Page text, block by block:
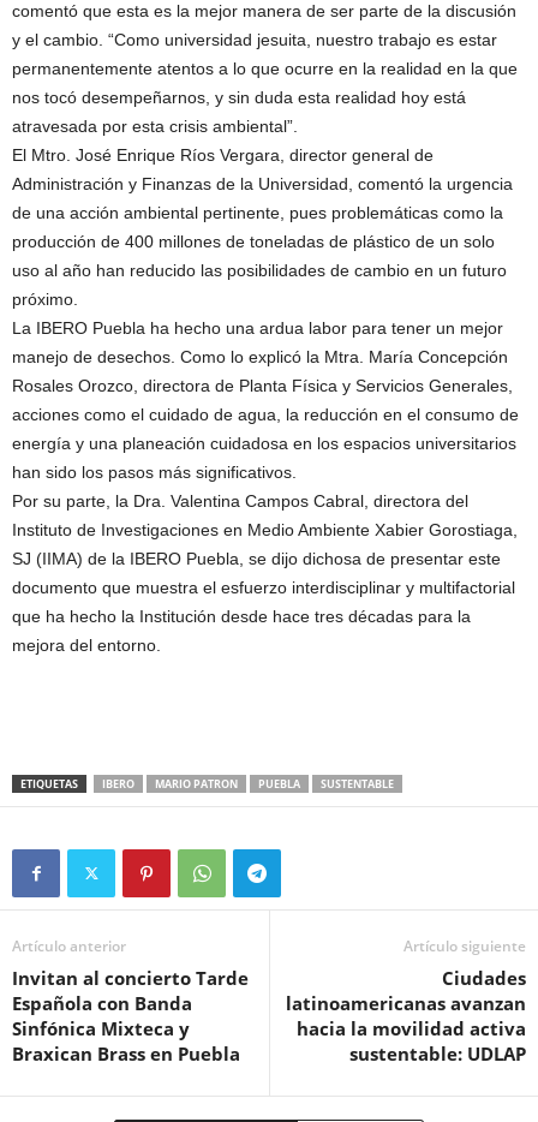
comentó que esta es la mejor manera de ser parte de la discusión
y el cambio. “Como universidad jesuita, nuestro trabajo es estar
permanentemente atentos a lo que ocurre en la realidad en la que
nos tocó desempeñarnos, y sin duda esta realidad hoy está
atravesada por esta crisis ambiental”.
El Mtro. José Enrique Ríos Vergara, director general de
Administración y Finanzas de la Universidad, comentó la urgencia
de una acción ambiental pertinente, pues problemáticas como la
producción de 400 millones de toneladas de plástico de un solo
uso al año han reducido las posibilidades de cambio en un futuro
próximo.
La IBERO Puebla ha hecho una ardua labor para tener un mejor
manejo de desechos. Como lo explicó la Mtra. María Concepción
Rosales Orozco, directora de Planta Física y Servicios Generales,
acciones como el cuidado de agua, la reducción en el consumo de
energía y una planeación cuidadosa en los espacios universitarios
han sido los pasos más significativos.
Por su parte, la Dra. Valentina Campos Cabral, directora del
Instituto de Investigaciones en Medio Ambiente Xabier Gorostiaga,
SJ (IIMA) de la IBERO Puebla, se dijo dichosa de presentar este
documento que muestra el esfuerzo interdisciplinar y multifactorial
que ha hecho la Institución desde hace tres décadas para la
mejora del entorno.
ETIQUETAS IBERO MARIO PATRON PUEBLA SUSTENTABLE
Artículo anterior
Invitan al concierto Tarde
Española con Banda
Sinfónica Mixteca y
Braxican Brass en Puebla
Artículo siguiente
Ciudades
latinoamericanas avanzan
hacia la movilidad activa
sustentable: UDLAP